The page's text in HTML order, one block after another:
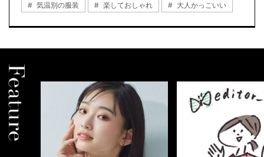
気温別の服装
楽しておしゃれ 大人かっこいい